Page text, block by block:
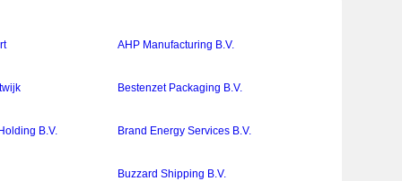
AHP Manufacturing B.V.
Bestenzet Packaging B.V.
B.V. Brand Energy Services B.V.
Buzzard Shipping B.V.